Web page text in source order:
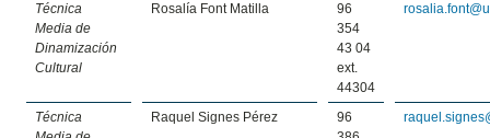
Técnica
Media de
Dinamización
Cultural
Rosalía Font Matilla
96
354
43 04
ext.
44304
Técnica
Raquel Signes Pérez
96